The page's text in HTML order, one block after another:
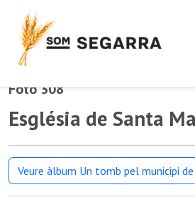
Foto 308
Església de Santa
Veure àlbum Un tomb pel municipi